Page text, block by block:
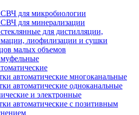
для микробиологии
для минерализации
для дистилляции,
лиофилизации и сушки
малых объемов
автоматические многоканальные
автоматические одноканальные
и электронные
автоматические с позитивным